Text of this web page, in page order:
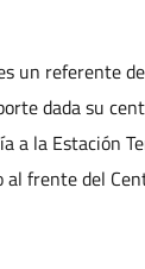
un referente
dada su
a la Estación
al frente del